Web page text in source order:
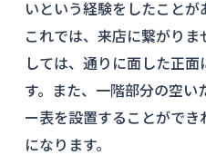
いという経験をしたことが
これでは、来店に繋がり
しては、通りに面した正
す。また、一階部分の空い
ー表を設置することがで
になります。